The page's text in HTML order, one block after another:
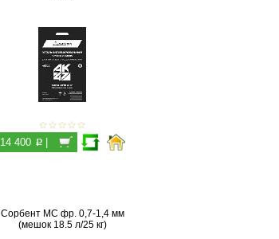
14 400 p
Сорбент МС фр. 0,7-1,4 мм
(мешок 18.5 л/25 кг)